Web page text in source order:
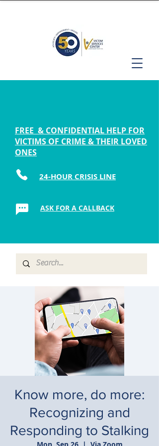
FREE & CONFIDENTIAL HELP FOR
VICTIMS OF CRIME & THEIR LOVED
ONES
24-HOUR CRISIS LINE
ASK FOR A CALLBACK
Know more, do more:
Recognizing and
Responding to Stalking